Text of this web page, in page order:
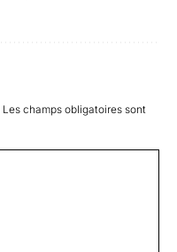
Les champs obligatoires sont